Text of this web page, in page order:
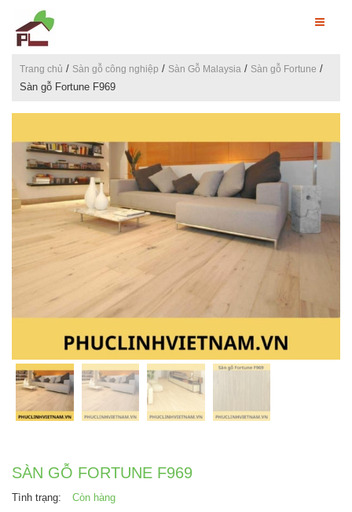
Trang chủ / Sàn gỗ công nghiệp / Sàn Gỗ Malaysia / Sàn gỗ Fortune /
Sàn gỗ Fortune F969
SÀN GỖ FORTUNE F969
Tình trạng: Còn hàng